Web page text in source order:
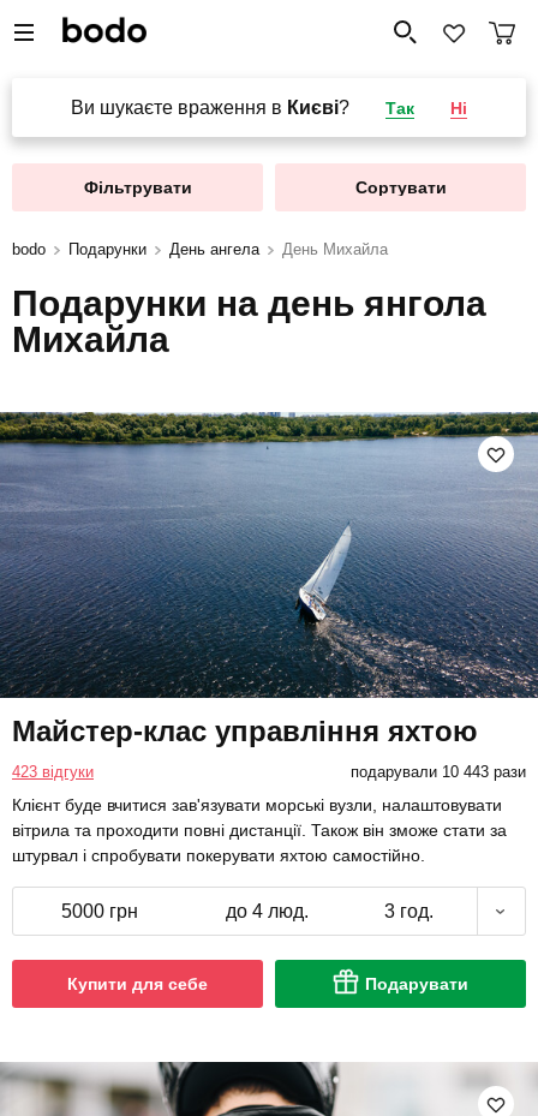
Ви шукаєте враження в Києві? Так Ні
Фільтрувати Сортувати
bodo Подарунки День ангела День Михайла
Подарунки на день янгола
Михайла
Майстер-клас управління яхтою
423 відгуки подарували 10 443 рази
Клієнт буде вчитися зав'язувати морські вузли, налаштовувати
вітрила та проходити повні дистанції. Також він зможе стати за
штурвал і спробувати покерувати яхтою самостійно.
5000 грн до 4 люд. 3 год.
Купити для себе Подарувати